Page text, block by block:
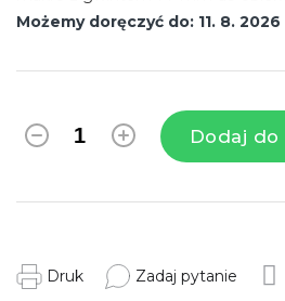
Możemy doręczyć do: 11. 8. 2026
Dodaj do
Druk Zadaj pytanie